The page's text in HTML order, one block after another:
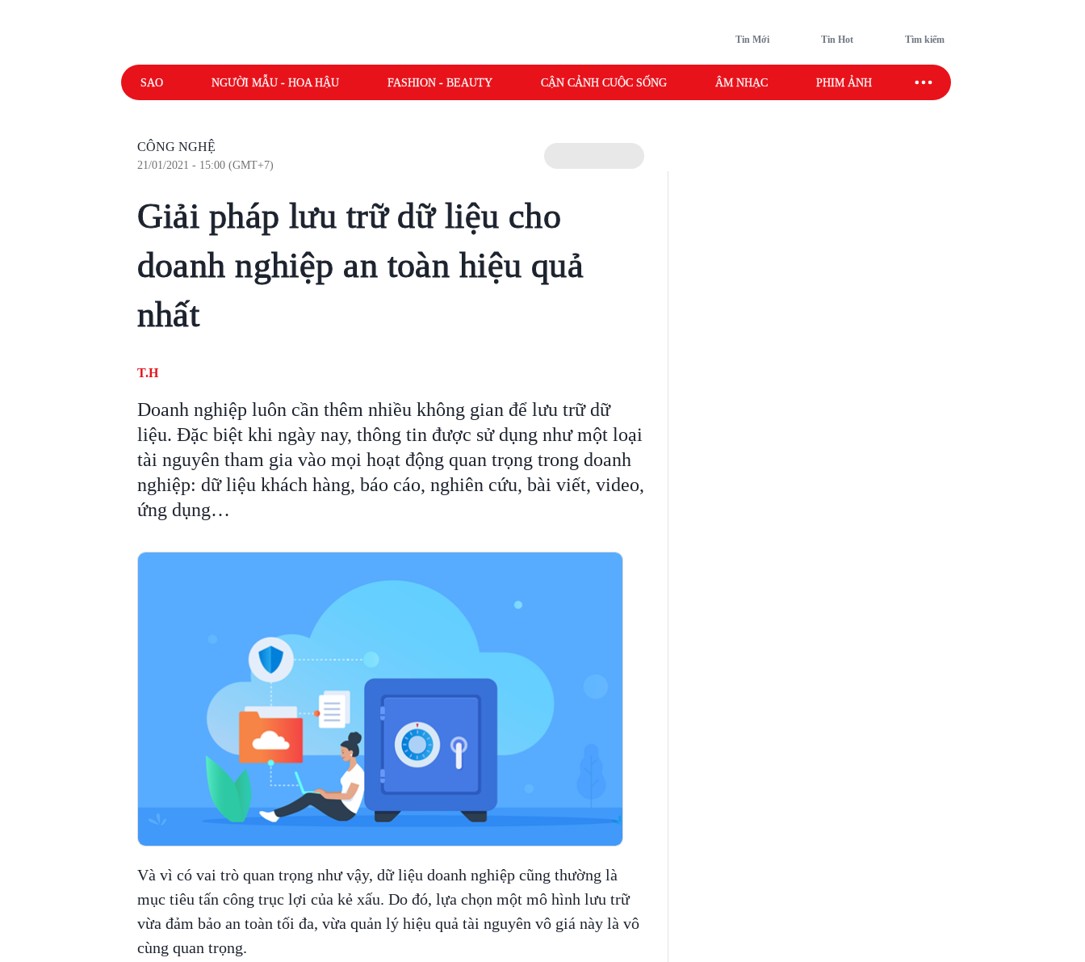
Tin Mới Tin Hot Tìm kiếm
SAO NGƯỜI MẪU - HOA HẬU FASHION - BEAUTY CẬN CẢNH CUỘC SỐNG ÂM NHẠC PHIM ẢNH SAO SPORT
CÔNG NGHỆ
21/01/2021 - 15:00 (GMT+7)
Giải pháp lưu trữ dữ liệu cho
doanh nghiệp an toàn hiệu quả
nhất
T.H
Doanh nghiệp luôn cần thêm nhiều không gian để lưu trữ dữ
liệu. Đặc biệt khi ngày nay, thông tin được sử dụng như một loại
tài nguyên tham gia vào mọi hoạt động quan trọng trong doanh
nghiệp: dữ liệu khách hàng, báo cáo, nghiên cứu, bài viết, video,
ứng dụng…
Và vì có vai trò quan trọng như vậy, dữ liệu doanh nghiệp cũng thường là
mục tiêu tấn công trục lợi của kẻ xấu. Do đó, lựa chọn một mô hình lưu trữ
vừa đảm bảo an toàn tối đa, vừa quản lý hiệu quả tài nguyên vô giá này là vô
cùng quan trọng.